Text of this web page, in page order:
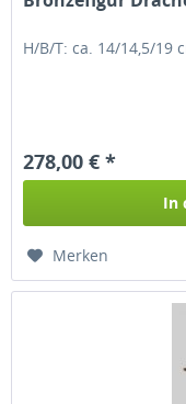
H/B/T: ca. 14/14,5/19
278,00 € *
In
Merken